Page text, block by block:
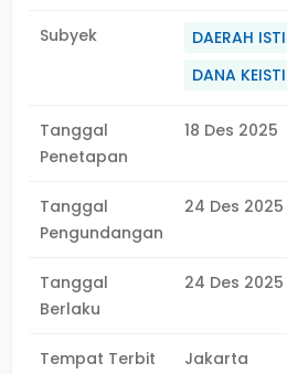
Subyek
DAERAH
DANA
Tanggal
Penetapan
18 Des 2025
Tanggal
Pengundangan
24 Des 2025
Tanggal
Berlaku
24 Des
Tempat Terbit Jakarta